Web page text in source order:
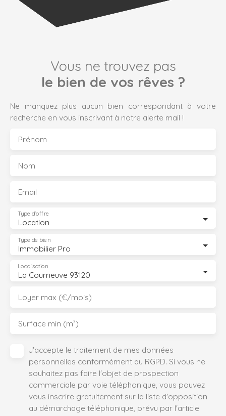
Vous ne trouvez pas
le bien de vos rêves ?
Ne manquez plus aucun bien correspondant à votre
recherche en vous inscrivant à notre alerte mail !
Prénom
Nom
Email
Location
Type d'offre
Immobilier Pro
Type de bien
La Courneuve 93120
Localisation
Loyer max (€/mois)
Surface min (m²)
J'accepte le traitement de mes données
personnelles conformément au RGPD. Si vous ne
souhaitez pas faire l'objet de prospection
commerciale par voie téléphonique, vous pouvez
vous inscrire gratuitement sur la liste d'opposition
au démarchage téléphonique, prévu par l'article